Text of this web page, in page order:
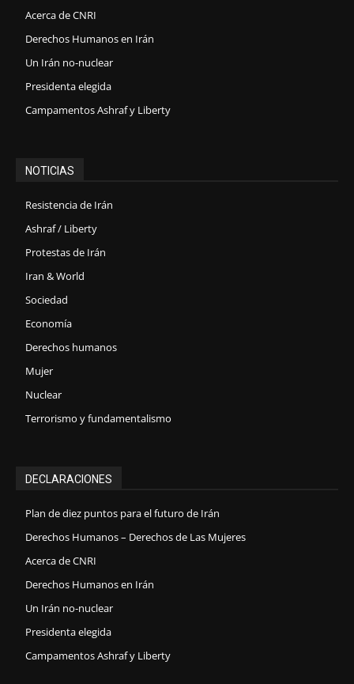
Acerca de CNRI
Derechos Humanos en Irán
Un Irán no-nuclear
Presidenta elegida
Campamentos Ashraf y Liberty
NOTICIAS
Resistencia de Irán
Ashraf / Liberty
Protestas de Irán
Iran & World
Sociedad
Economía
Derechos humanos
Mujer
Nuclear
Terrorismo y fundamentalismo
DECLARACIONES
Plan de diez puntos para el futuro de Irán
Derechos Humanos – Derechos de Las Mujeres
Acerca de CNRI
Derechos Humanos en Irán
Un Irán no-nuclear
Presidenta elegida
Campamentos Ashraf y Liberty